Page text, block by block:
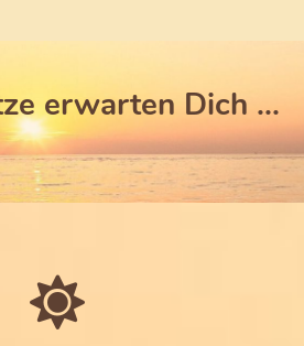
erwarten Dich ...